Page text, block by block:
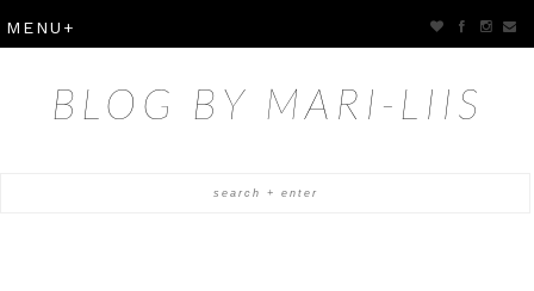
BLOG BY MARI-LIIS